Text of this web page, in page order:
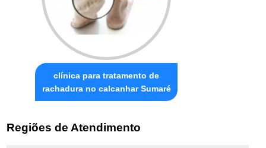
clínica para tratamento de
rachadura no calcanhar Sumaré
Regiões de Atendimento